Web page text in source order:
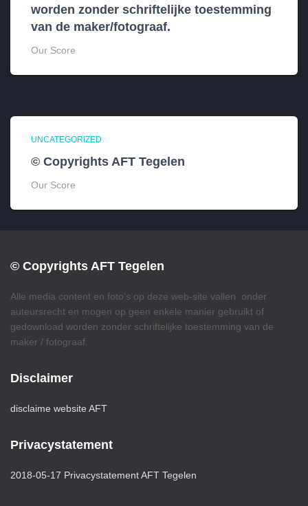
worden zonder schriftelijke toestemming
van de maker/fotograaf.
Our Score
UNCATEGORIZED
© Copyrights AFT Tegelen
Our Score
© Copyrights AFT Tegelen
Alle media content en foto’s op deze web-site vallen onder
auteursrecht en mogen op geen enkele manier gebruikt of
gedownload worden zonder schriftelijke toestemming van de
maker / fotograaf.
Disclaimer
disclaime website AFT
Privacystatement
2018-05-17 Privacystatement AFT Tegelen